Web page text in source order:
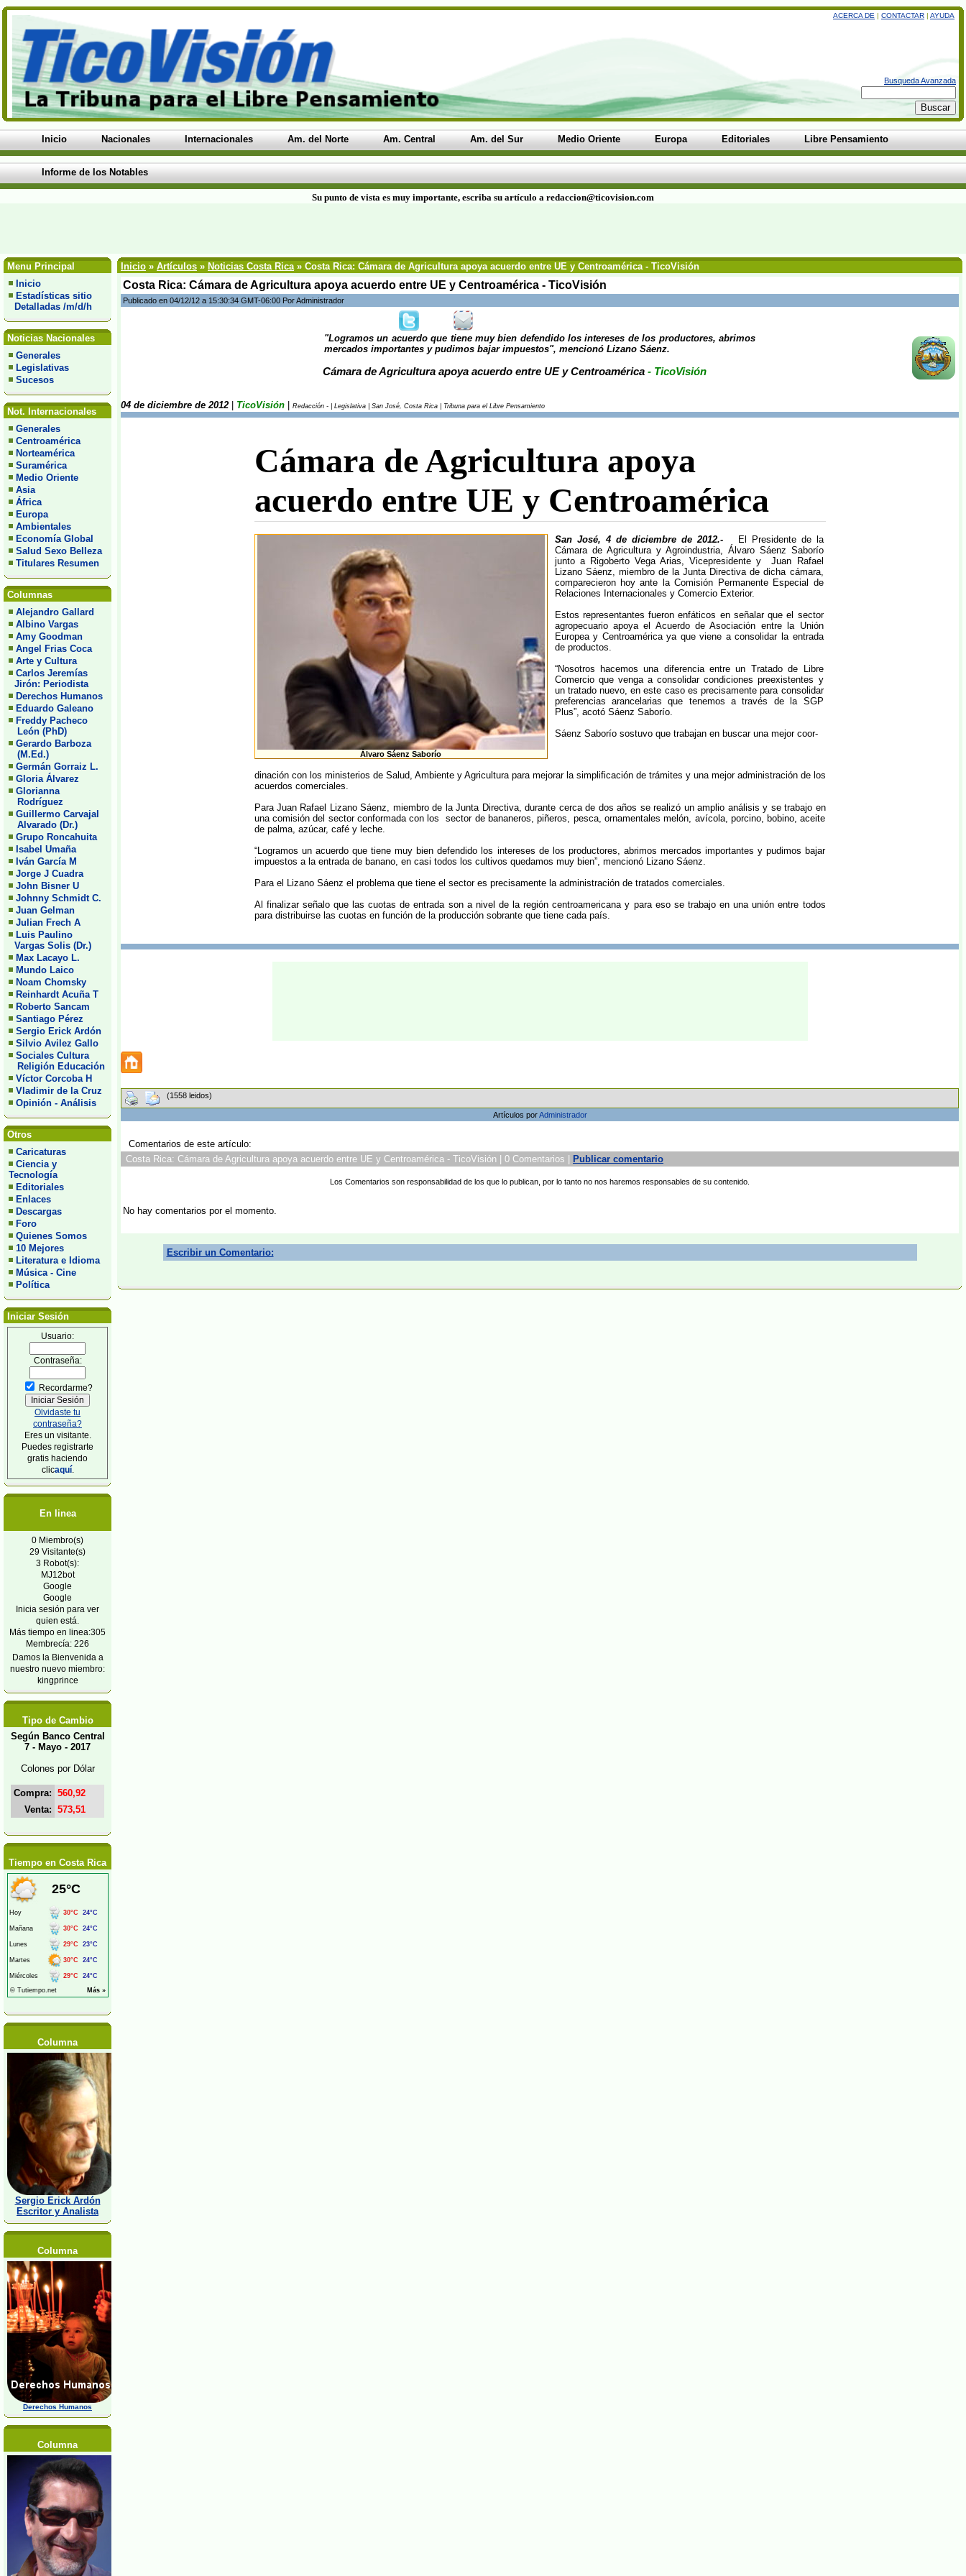
ACERCA DE | CONTACTAR | AYUDA
Busqueda Avanzada
Inicio Nacionales Internacionales Am. del Norte Am. Central Am. del Sur Medio Oriente Europa Editoriales Libre Pensamiento
Informe de los Notables
Su punto de vista es muy importante, escriba su artículo a redaccion@ticovision.com
Menu Principal
Inicio
Estadísticas sitio
Detalladas /m/d/h
Noticias Nacionales
Generales
Legislativas
Sucesos
Not. Internacionales
Generales
Centroamérica
Norteamérica
Suramérica
Medio Oriente
Asia
África
Europa
Ambientales
Economía Global
Salud Sexo Belleza
Titulares Resumen
Columnas
Alejandro Gallard
Albino Vargas
Amy Goodman
Angel Frias Coca
Arte y Cultura
Carlos Jeremías
Jirón: Periodista
Derechos Humanos
Eduardo Galeano
Freddy Pacheco
León (PhD)
Gerardo Barboza
(M.Ed.)
Germán Gorraiz L.
Gloria Álvarez
Glorianna
Rodríguez
Guillermo Carvajal
Alvarado (Dr.)
Grupo Roncahuita
Isabel Umaña
Iván García M
Jorge J Cuadra
John Bisner U
Johnny Schmidt C.
Juan Gelman
Julian Frech A
Luis Paulino
Vargas Solis (Dr.)
Max Lacayo L.
Mundo Laico
Noam Chomsky
Reinhardt Acuña T
Roberto Sancam
Santiago Pérez
Sergio Erick Ardón
Silvio Avilez Gallo
Sociales Cultura
Religión Educación
Víctor Corcoba H
Vladimir de la Cruz
Opinión - Análisis
Otros
Caricaturas
Ciencia y
Tecnología
Editoriales
Enlaces
Descargas
Foro
Quienes Somos
10 Mejores
Literatura e Idioma
Música - Cine
Política
Iniciar Sesión
Usuario:
Contraseña:
Recordarme?
Olvidaste tu
contraseña?
Eres un visitante.
Puedes registrarte
gratis haciendo
clicaquí.
En linea
0 Miembro(s)
29 Visitante(s)
3 Robot(s):
MJ12bot
Google
Google
Inicia sesión para ver
quien está.
Más tiempo en linea:305
Membrecía: 226
Damos la Bienvenida a
nuestro nuevo miembro:
kingprince
Tipo de Cambio
Según Banco Central
7 - Mayo - 2017
Colones por Dólar
Compra: 560,92
Venta: 573,51
Tiempo en Costa Rica
Columna
Sergio Erick Ardón
Escritor y Analista
Columna
Derechos Humanos
Columna
Inicio » Artículos » Noticias Costa Rica» Costa Rica: Cámara de Agricultura apoya acuerdo entre UE y Centroamérica - TicoVisión
Costa Rica: Cámara de Agricultura apoya acuerdo entre UE y Centroamérica - TicoVisión
Publicado en 04/12/12 a 15:30:34 GMT-06:00 Por Administrador
"Logramos un acuerdo que tiene muy bien defendido los intereses de los productores, abrimos
mercados importantes y pudimos bajar impuestos", mencionó Lizano Sáenz.
Cámara de Agricultura apoya acuerdo entre UE y Centroamérica - TicoVisión
04 de diciembre de 2012 TicoVisión Redacción - | Legislativa | San José, Costa Rica | Tribuna para el Libre Pensamiento
Cámara de Agricultura apoya
acuerdo entre UE y Centroamérica
Álvaro Sáenz Saborío
San José, 4 de diciembre de 2012.-
El Presidente de la
Cámara de Agricultura y Agroindustria, Álvaro Sáenz Saborío
junto a Rigoberto Vega Arias, Vicepresidente y Juan Rafael
Lizano Sáenz, miembro de la Junta Directiva de dicha cámara,
comparecieron hoy ante la Comisión Permanente Especial de
Relaciones Internacionales y Comercio Exterior.
Estos representantes fueron enfáticos en señalar que el sector
agropecuario apoya el Acuerdo de Asociación entre la Unión
Europea y Centroamérica ya que viene a consolidar la entrada
de productos.
“Nosotros hacemos una diferencia entre un Tratado de Libre
Comercio que venga a consolidar condiciones preexistentes y
un tratado nuevo, en este caso es precisamente para consolidar
preferencias arancelarias que tenemos a través de la SGP
Plus”, acotó Sáenz Saborío.
Sáenz Saborío sostuvo que trabajan en buscar una mejor coor-
dinación con los ministerios de Salud, Ambiente y Agricultura para mejorar la simplificación de trámites y una mejor administración de los
acuerdos comerciales.
Para Juan Rafael Lizano Sáenz, miembro de la Junta Directiva, durante cerca de dos años se realizó un amplio análisis y se trabajo en
una comisión del sector conformada con los sector de bananeros, piñeros, pesca, ornamentales melón, avícola, porcino, bobino, aceite
de palma, azúcar, café y leche.
“Logramos un acuerdo que tiene muy bien defendido los intereses de los productores, abrimos mercados importantes y pudimos bajar
impuestos a la entrada de banano, en casi todos los cultivos quedamos muy bien”, mencionó Lizano Sáenz.
Para el Lizano Sáenz el problema que tiene el sector es precisamente la administración de tratados comerciales.
Al finalizar señalo que las cuotas de entrada son a nivel de la región centroamericana y para eso se trabajo en una unión entre todos
para distribuirse las cuotas en función de la producción sobrante que tiene cada país.
(1558 leidos)
Artículos porAdministrador
Comentarios de este artículo:
Costa Rica: Cámara de Agricultura apoya acuerdo entre UE y Centroamérica - TicoVisión | 0 Comentarios |
Publicar comentario
Los Comentarios son responsabilidad de los que lo publican, por lo tanto no nos haremos responsables de su contenido.
No hay comentarios por el momento.
Escribir un Comentario: